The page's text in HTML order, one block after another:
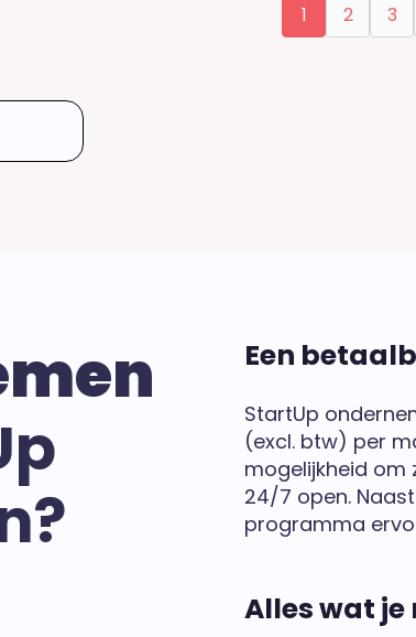
1 2 3
Een
StartUp
(excl. btw) per
mogelijkheid om
24/7 open.
programma
Alles wat